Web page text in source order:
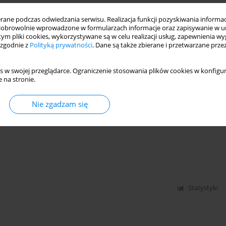
podczas odwiedzania serwisu. Realizacja funkcji pozyskiwania
wprowadzone w formularzach informacje oraz zapisywanie w
pliki cookies, wykorzystywane są w celu realizacji usług, zapewnienia
z Polityką prywatności. Dane są także zbierane i przetwarzane
w swojej przeglądarce. Ograniczenie stosowania plików cookies w
na stronie.
Nie zgadzam się
FUNDAMENTY WIARY I MORALNOŚCI
LUBLIN 2012, SS.202
Statystyki